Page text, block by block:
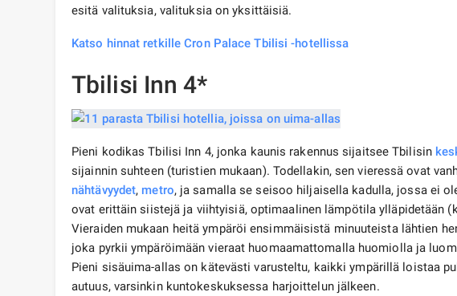
esitä valituksia, valituksia on yksittäisiä.
Katso hinnat retkille Cron Palace Tbilisi -hotellissa
Tbilisi Inn 4*
Pieni kodikas Tbilisi Inn 4, jonka kaunis rakennus sijaitsee Tbilisin
sijainnin suhteen (turistien mukaan). Todellakin, sen vieressä ovat
nähtävyydet, metro, ja samalla se seisoo hiljaisella kadulla, jossa ei
ovat erittäin siistejä ja viihtyisiä, optimaalinen lämpötila ylläpidetään
Vieraiden mukaan heitä ympäröi ensimmäisistä minuuteista lähtien
joka pyrkii ympäröimään vieraat huomaamattomalla huomiolla ja
Pieni sisäuima-allas on kätevästi varusteltu, kaikki ympärillä loistaa
autuus, varsinkin kuntokeskuksessa harjoittelun jälkeen.